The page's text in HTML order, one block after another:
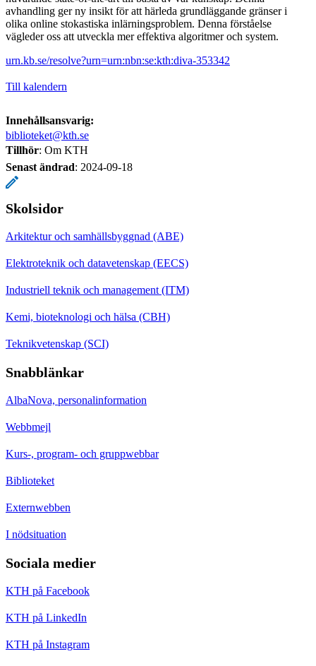
avhandling ger ny insikt för att härleda grundläggande gränser i
olika online stokastiska inlärningsproblem. Denna förståelse
vägleder oss att utveckla mer effektiva algoritmer och system.
urn.kb.se/resolve?urn=urn:nbn:se:kth:diva-353342
Till kalendern
Innehållsansvarig:
biblioteket@kth.se
Tillhör: Om KTH
Senast ändrad: 2024-09-18
Skolsidor
Arkitektur och samhällsbyggnad (ABE)
Elektroteknik och datavetenskap (EECS)
Industriell teknik och management (ITM)
Kemi, bioteknologi och hälsa (CBH)
Teknikvetenskap (SCI)
Snabblänkar
AlbaNova, personalinformation
Webbmejl
Kurs-, program- och gruppwebbar
Biblioteket
Externwebben
I nödsituation
Sociala medier
KTH på Facebook
KTH på LinkedIn
KTH på Instagram